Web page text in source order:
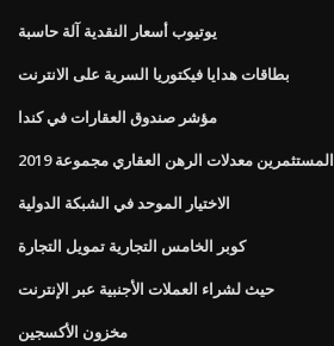
يوتيوب أسعار النقدية آلة حاسبة
بطاقات هدايا فيكتوريا السرية على الانترنت
مؤشر صندوق العقارات في كندا
المستثمرين معدلات الرهن العقاري مجموعة 2019
الاختيار الموحد في الشبكة الدولية
كوبر الخامس التجارية تمويل التجارة
حيث لشراء العملات الأجنبية عبر الإنترنت
مخزون الأكسجين